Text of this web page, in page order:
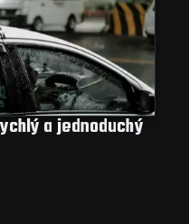
a jednoduchý